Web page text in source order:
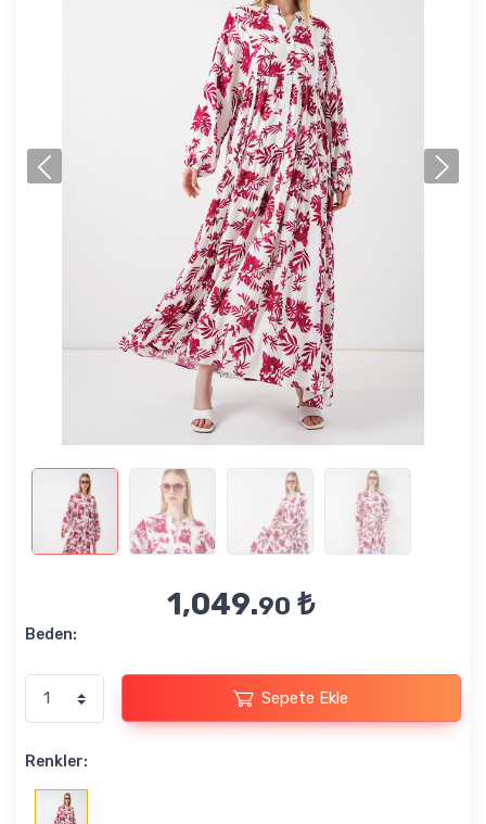
1,049.90 ₺
Beden:
Sepete Ekle
Renkler: